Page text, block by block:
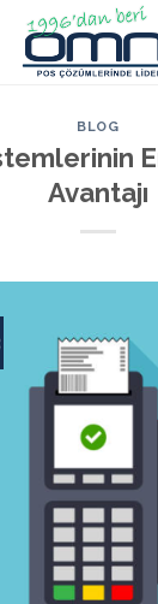
BLOG
Avantajı